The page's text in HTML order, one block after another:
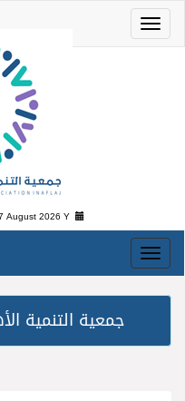
August 2026 Y
جمعية التنمية